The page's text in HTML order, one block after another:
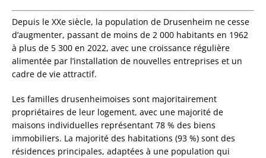
Depuis le XXe siècle, la population de Drusenheim ne cesse
d’augmenter, passant de moins de 2 000 habitants en 1962
à plus de 5 300 en 2022, avec une croissance régulière
alimentée par l’installation de nouvelles entreprises et un
cadre de vie attractif.
Les familles drusenheimoises sont majoritairement
propriétaires de leur logement, avec une majorité de
maisons individuelles représentant 78 % des biens
immobiliers. La majorité des habitations (93 %) sont des
résidences principales, adaptées à une population qui